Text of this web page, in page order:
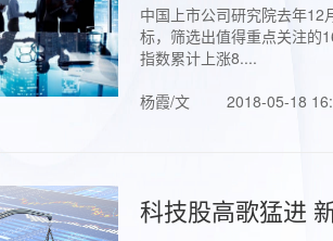
中国上市公司研究院去年
标，筛选出值得重点关注的
指数累计上涨8....
杨霞/文
2018-05-18
科技股高歌猛进